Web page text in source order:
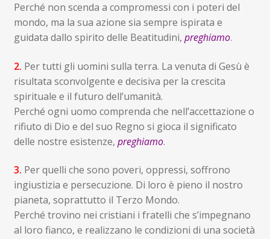
Perché non scenda a compromessi con i poteri del
mondo, ma la sua azione sia sempre ispirata e
guidata dallo spirito delle Beatitudini, preghiamo.
2. Per tutti gli uomini sulla terra. La venuta di Gesù è
risultata sconvolgente e decisiva per la crescita
spirituale e il futuro dell’umanità.
Perché ogni uomo comprenda che nell’accettazione o
rifiuto di Dio e del suo Regno si gioca il significato
delle nostre esistenze, preghiamo.
3. Per quelli che sono poveri, oppressi, soffrono
ingiustizia e persecuzione. Di loro è pieno il nostro
pianeta, soprattutto il Terzo Mondo.
Perché trovino nei cristiani i fratelli che s’impegnano
al loro fianco, e realizzano le condizioni di una società